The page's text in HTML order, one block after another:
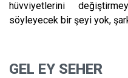
hüvviyetlerini
söyleyecek bir şeyi yok,
GEL EY SEHER